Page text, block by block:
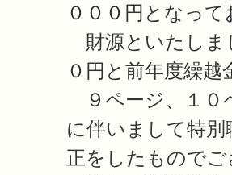
０００円となっ
財源といたしま
０円と前年度繰
９ページ、１０
に伴いまして特
正をしたもので